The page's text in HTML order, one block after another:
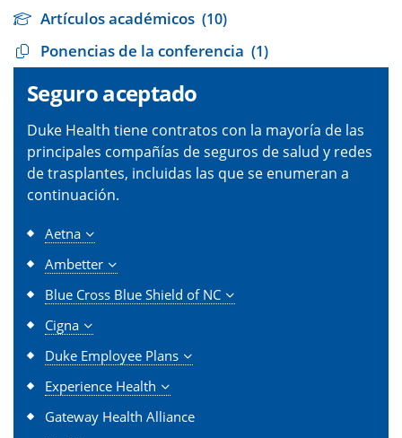
Artículos académicos (10)
Ponencias de la conferencia (1)
Seguro aceptado
Duke Health tiene contratos con la mayoría de las
principales compañías de seguros de salud y redes
de trasplantes, incluidas las que se enumeran a
continuación.
Aetna
Ambetter
Blue Cross Blue Shield of NC
Cigna
Duke Employee Plans
Experience Health
Gateway Health Alliance